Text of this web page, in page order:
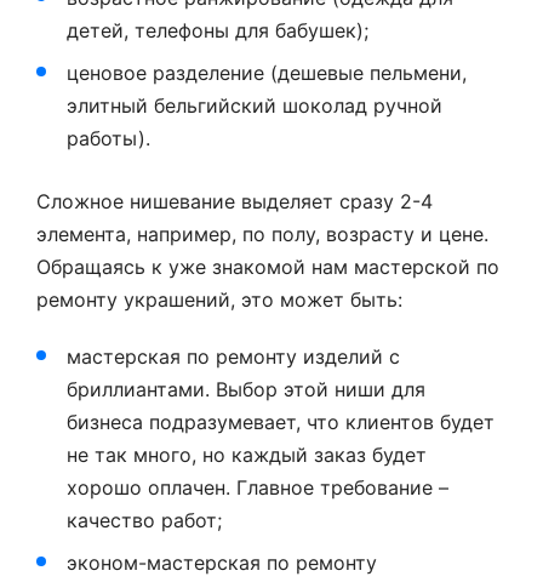
детей, телефоны для бабушек);
ценовое разделение (дешевые пельмени,
элитный бельгийский шоколад ручной
работы).
Сложное нишевание выделяет сразу 2-4
элемента, например, по полу, возрасту и цене.
Обращаясь к уже знакомой нам мастерской по
ремонту украшений, это может быть:
мастерская по ремонту изделий с
бриллиантами. Выбор этой ниши для
бизнеса подразумевает, что клиентов будет
не так много, но каждый заказ будет
хорошо оплачен. Главное требование –
качество работ;
эконом-мастерская по ремонту